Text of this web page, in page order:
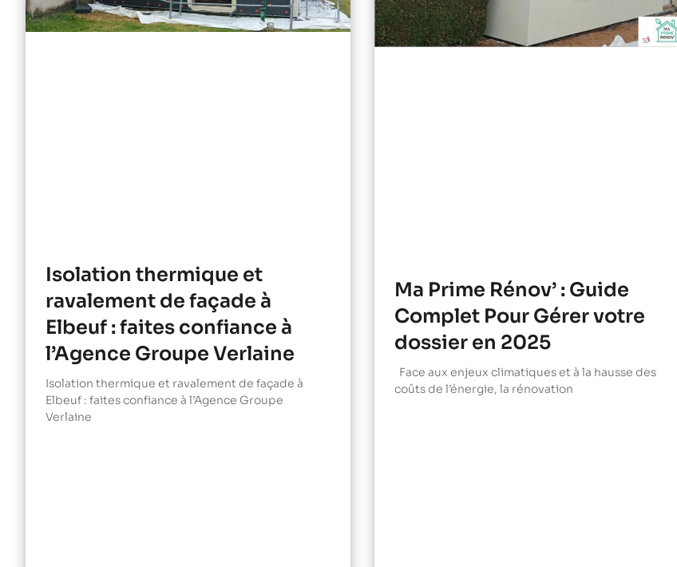
Isolation thermique et
ravalement de façade à
Elbeuf : faites confiance à
l’Agence Groupe Verlaine
Isolation thermique et ravalement de façade à
Elbeuf : faites confiance à l’Agence Groupe
Verlaine
Ma Prime Rénov’ : Guide
Complet Pour Gérer votre
dossier en 2025
Face aux enjeux climatiques et à la hausse des
coûts de l’énergie, la rénovation